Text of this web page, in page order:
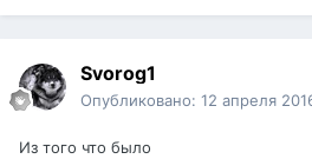
Svorog1
Опубликовано: 12 апреля
Из того что было